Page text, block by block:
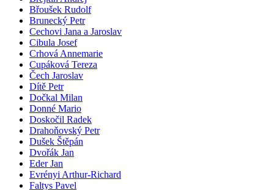
Břoušek Rudolf
Brunecký Petr
Cechovi Jana a Jaroslav
Cibula Josef
Crhová Annemarie
Cupáková Tereza
Čech Jaroslav
Dítě Petr
Dočkal Milan
Donné Mario
Doskočil Radek
Drahoňovský Petr
Dušek Štěpán
Dvořák Jan
Eder Jan
Evrényi Arthur-Richard
Faltys Pavel